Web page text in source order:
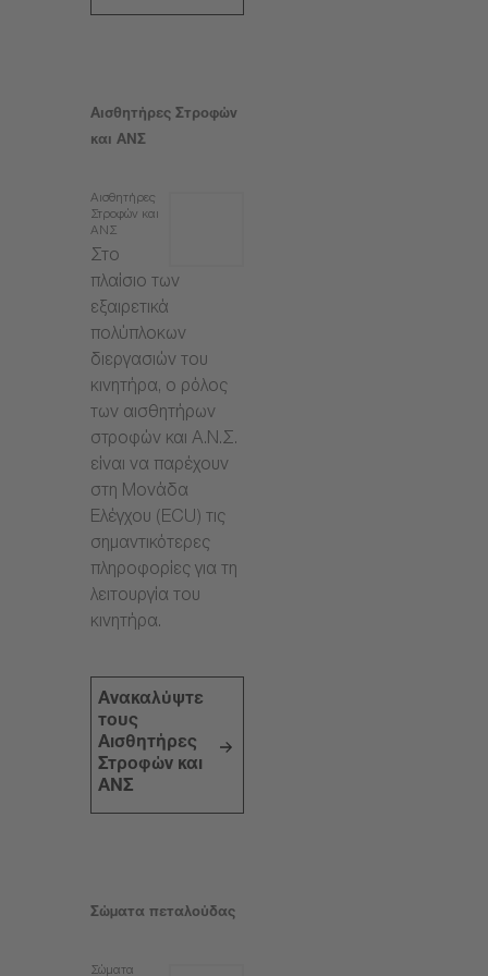
Αισθητήρες Στροφών
και ΑΝΣ
Αισθητήρες
Στροφών και
ΑΝΣ
Στο
πλαίσιο των
εξαιρετικά
πολύπλοκων
διεργασιών του
κινητήρα, ο ρόλος
των αισθητήρων
στροφών και Α.Ν.Σ.
είναι να παρέχουν
στη Μονάδα
Ελέγχου (ECU) τις
σημαντικότερες
πληροφορίες για τη
λειτουργία του
κινητήρα.
Ανακαλύψτε
τους
Αισθητήρες
Στροφών και
ΑΝΣ
Σώματα πεταλούδας
Σώματα